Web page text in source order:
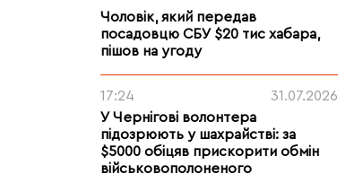
Чоловік, який передав
посадовцю СБУ $20 тис хабара,
пішов на угоду
17:24
31.07.2026
У Чернігові волонтера
підозрюють у шахрайстві: за
$5000 обіцяв прискорити обмін
військовополоненого